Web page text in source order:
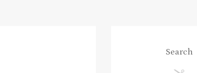
Search